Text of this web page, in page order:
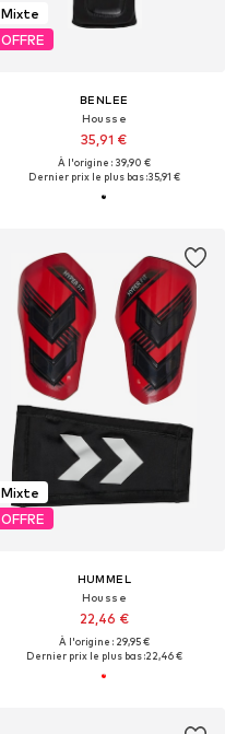
Mixte
OFFRE
BENLEE
Housse
35,91 €
À l'origine : 39,90 €
Dernier prix le plus bas :35,91 €
Mixte
OFFRE
HUMMEL
Housse
22,46 €
À l'origine : 29,95 €
Dernier prix le plus bas :22,46 €